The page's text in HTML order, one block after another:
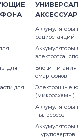
для планшетов
для планшетов
для планшетовDell
для планшетовArchos
для планшетов
для
для
Аккумуляторы
радиостанций
Аккумуляторы
Блоки питания
смартфонов
Электронные
(микросхемы)
Аккумуляторы
пылесосов
Аккумуляторы
шуруповертов